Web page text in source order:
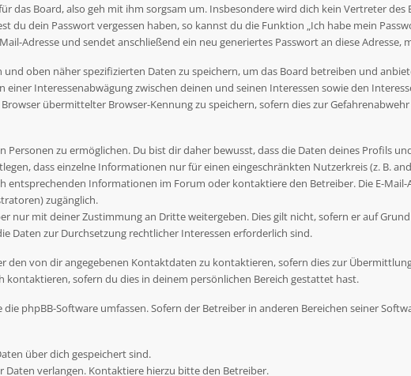
das Board, also geh mit ihm sorgsam um. Insbesondere wird dich kein Vertreter
du dein Passwort vergessen haben, so kannst du die Funktion „Ich habe mein
Adresse und sendet anschließend ein neu generiertes Passwort an diese
oben näher spezifizierten Daten zu speichern, um das Board betreiben und
einer Interessenabwägung zwischen deinen und seinen Interessen sowie den
übermittelter Browser-Kennung zu speichern, sofern dies zur
Personen zu ermöglichen. Du bist dir daher bewusst, dass die Daten deines Profils
dass einzelne Informationen nur für einen eingeschränkten Nutzerkreis (z. B.
entsprechenden Informationen im Forum oder kontaktiere den Betreiber. Die E-
zugänglich.
nur mit deiner Zustimmung an Dritte weitergeben. Dies gilt nicht, sofern er auf
Daten zur Durchsetzung rechtlicher Interessen erforderlich sind.
den von dir angegebenen Kontaktdaten zu kontaktieren, sofern dies zur
sofern du dies in deinem persönlichen Bereich gestattet hast.
phpBB-Software umfassen. Sofern der Betreiber in anderen Bereichen seiner
über dich gespeichert sind.
Daten verlangen. Kontaktiere hierzu bitte den Betreiber.